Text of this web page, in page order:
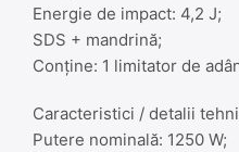
Energie de impact: 4,2 J;
SDS + mandrină;
Conţine: 1 limitator de
Caracteristici / detalii
Putere nominală: 1250 W;